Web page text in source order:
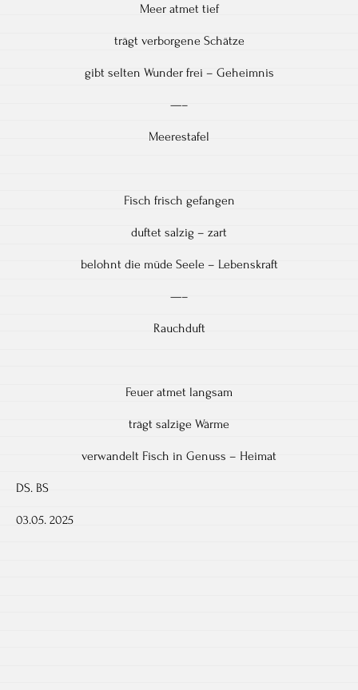
Meer atmet tief
trägt verborgene Schätze
gibt selten Wunder frei – Geheimnis
—–
Meerestafel
Fisch frisch gefangen
duftet salzig – zart
belohnt die müde Seele – Lebenskraft
—–
Rauchduft
Feuer atmet langsam
trägt salzige Wärme
verwandelt Fisch in Genuss – Heimat
DS. BS
03.05. 2025